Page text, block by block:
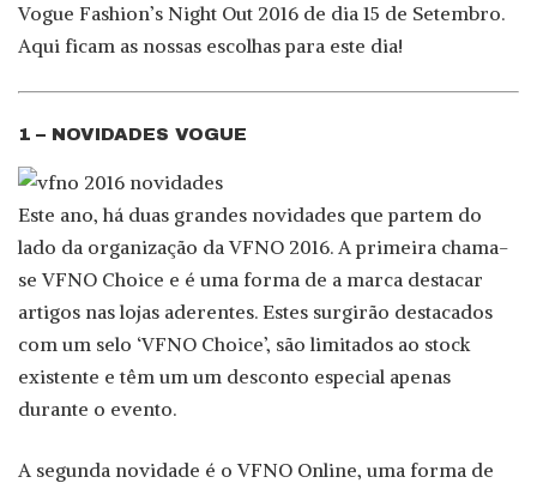
Vogue Fashion’s Night Out 2016 de dia 15 de Setembro.
Aqui ficam as nossas escolhas para este dia!
1 – NOVIDADES VOGUE
Este ano, há duas grandes novidades que partem do
lado da organização da VFNO 2016. A primeira chama-
se VFNO Choice e é uma forma de a marca destacar
artigos nas lojas aderentes. Estes surgirão destacados
com um selo ‘VFNO Choice’, são limitados ao stock
existente e têm um um desconto especial apenas
durante o evento.
A segunda novidade é o VFNO Online, uma forma de